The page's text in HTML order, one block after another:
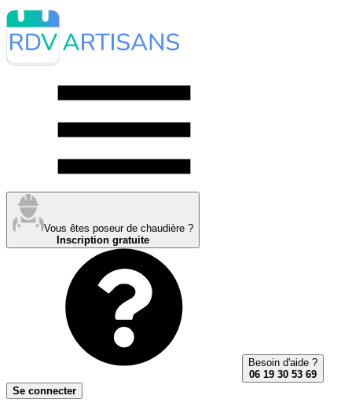
Vous êtes poseur de chaudière ?
Inscription gratuite
Besoin d'aide ?
06 19 30 53 69
Se connecter